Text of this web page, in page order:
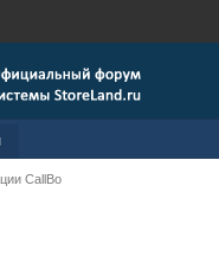
CallBo